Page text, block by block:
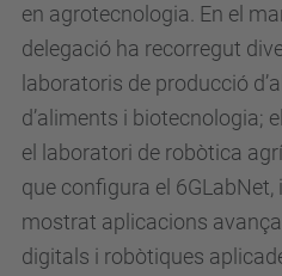
en agrotecnologia. En el
delegació ha recorregut
laboratoris de producció
d’aliments i biotecnologia;
el laboratori de robòtica
que configura el 6GLabNet,
mostrat aplicacions
digitals i robòtiques